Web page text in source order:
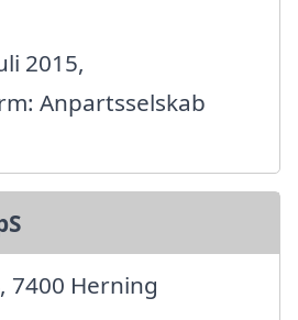
2015,
Anpartsselskab
7400 Herning